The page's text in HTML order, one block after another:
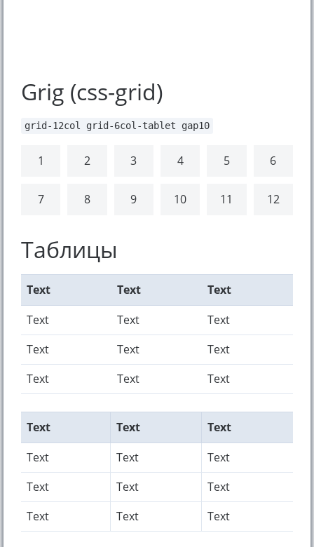
Grig (css-grid)
grid-12col grid-6col-tablet gap10
1 2 3 4 5 6
7 8 9 10 11 12
Таблицы
Text Text
Text
Text
Text
Text
Text
Text
Text
Text
Text Text
Text Text
Text
Text
Text
Text
Text
Text
Text
Text
Text Text